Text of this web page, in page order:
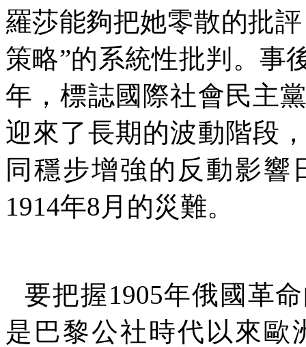
羅莎能夠把她零散的批
策略”的系統性批判。事
年，標誌國際社會民主
迎來了長期的波動階段
同穩步增強的反動影
1914年8 月的災難。
要把握1905年俄國革
是巴黎公社時代以來歐